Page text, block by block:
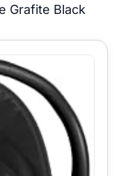
Grafite Black